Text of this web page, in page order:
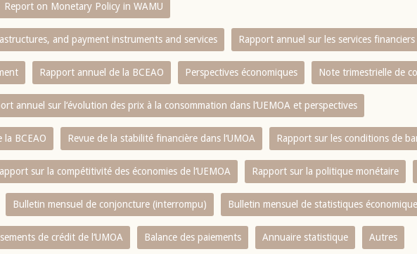
Report on Monetary Policy in WAMU
and payment instruments and services Rapport annuel sur les services
Rapport annuel de la BCEAO Perspectives économiques Note trimestrielle de
annuel sur l‘évolution des prix à la consommation dans l‘UEMOA et perspectives
la BCEAO Revue de la stabilité financière dans l‘UMOA Rapport sur les conditions de
sur la compétitivité des économies de l‘UEMOA Rapport sur la politique monétaire
Bulletin mensuel de conjoncture (interrompu) Bulletin mensuel de statistiques
de crédit de l‘UMOA Balance des paiements Annuaire statistique Autres